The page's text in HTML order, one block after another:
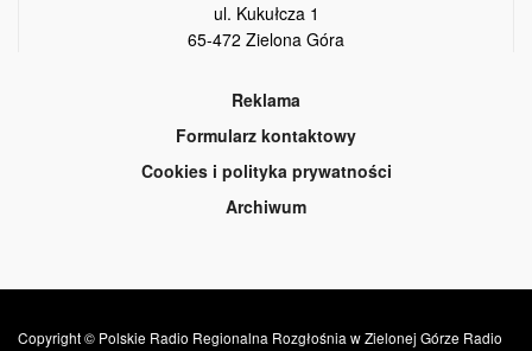
ul. Kukułcza 1
65-472 Zielona Góra
Reklama
Formularz kontaktowy
Cookies i polityka prywatności
Archiwum
Copyright © Polskie Radio Regionalna Rozgłośnia w Zielonej Górze Radio